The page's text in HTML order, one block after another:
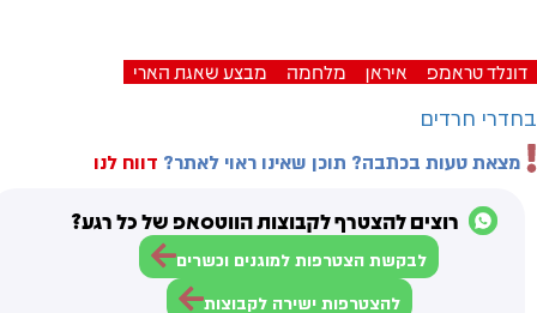
דונלד טראמפ איראן מלחמה מבצע שאגת הארי
בחדרי חרדים
מצאת טעות בכתבה? תוכן שאינו ראוי לאתר? דווח לנו
רוצים להצטרף לקבוצות הווטסאפ של כל רגע?
לבקשת הצטרפות למוגנים וכשרים
להצטרפות ישירה לקבוצות